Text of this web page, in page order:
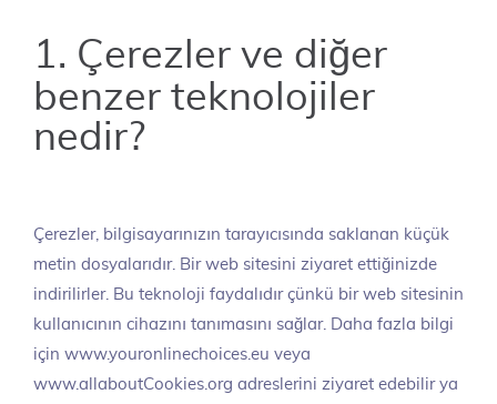
1. Çerezler ve diğer
benzer teknolojiler
nedir?
Çerezler, bilgisayarınızın tarayıcısında saklanan küçük
metin dosyalarıdır. Bir web sitesini ziyaret ettiğinizde
indirilirler. Bu teknoloji faydalıdır çünkü bir web sitesinin
kullanıcının cihazını tanımasını sağlar. Daha fazla bilgi
için www.youronlinechoices.eu veya
www.allaboutCookies.org adreslerini ziyaret edebilir ya